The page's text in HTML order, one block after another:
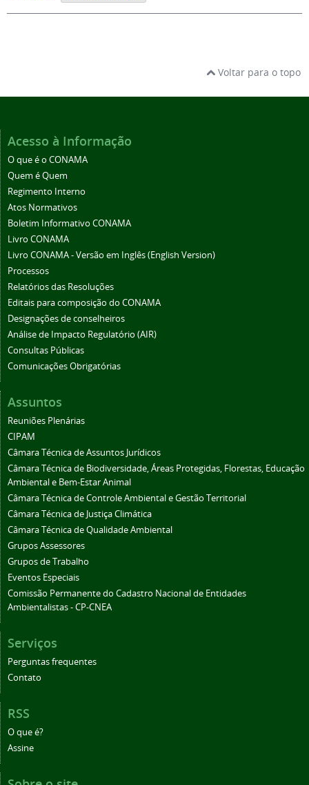
Voltar para o topo
Acesso à Informação
O que é o CONAMA
Quem é Quem
Regimento Interno
Atos Normativos
Boletim Informativo CONAMA
Livro CONAMA
Livro CONAMA - Versão em Inglês (English Version)
Processos
Relatórios das Resoluções
Editais para composição do CONAMA
Designações de conselheiros
Análise de Impacto Regulatório (AIR)
Consultas Públicas
Comunicações Obrigatórias
Assuntos
Reuniões Plenárias
CIPAM
Câmara Técnica de Assuntos Jurídicos
Câmara Técnica de Biodiversidade, Áreas Protegidas, Florestas, Educação
Ambiental e Bem-Estar Animal
Câmara Técnica de Controle Ambiental e Gestão Territorial
Câmara Técnica de Justiça Climática
Câmara Técnica de Qualidade Ambiental
Grupos Assessores
Grupos de Trabalho
Eventos Especiais
Comissão Permanente do Cadastro Nacional de Entidades
Ambientalistas - CP-CNEA
Serviços
Perguntas frequentes
Contato
RSS
O que é?
Assine